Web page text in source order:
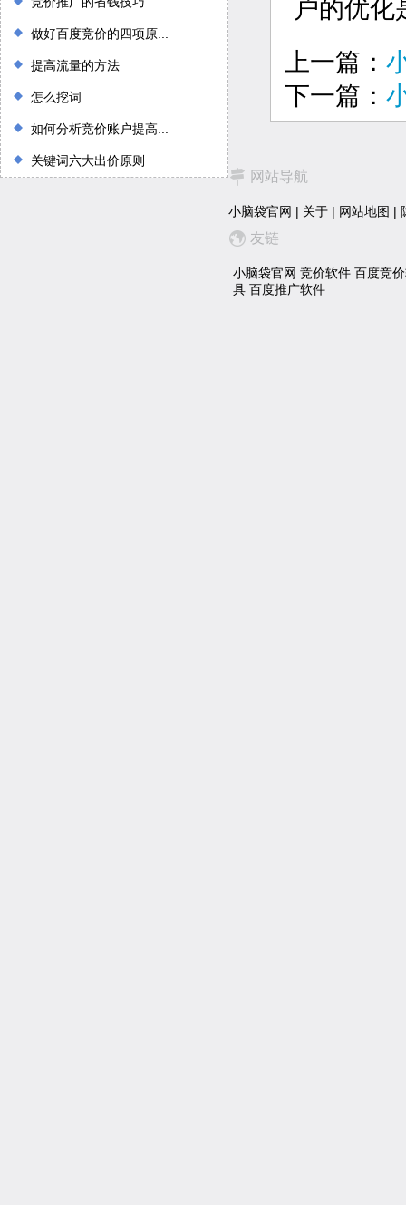
做好百度竞价的四项原...
提高流量的方法
怎么挖词
如何分析竞价账户提高...
关键词六大出价原则
户的优化
上一篇：
下一篇：
网站导航
小脑袋官网 | 关于 | 网站地图 |
友链
小脑袋官网 竞价软件 百度竞
具 百度推广软件